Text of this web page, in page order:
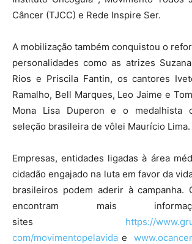
Câncer (TJCC) e Rede Inspire Ser.
A mobilização também conquistou o
personalidades como as atrizes
Rios e Priscila Fantin, os cantores
Ramalho, Bell Marques, Leo Jaime e
Mona Lisa Duperon e o medalhista
seleção brasileira de vôlei Maurício Lima.
Empresas, entidades ligadas à área
cidadão engajado na luta em favor da
brasileiros podem aderir à campanha.
encontram mais
sites https://
com/movimentopelavida e